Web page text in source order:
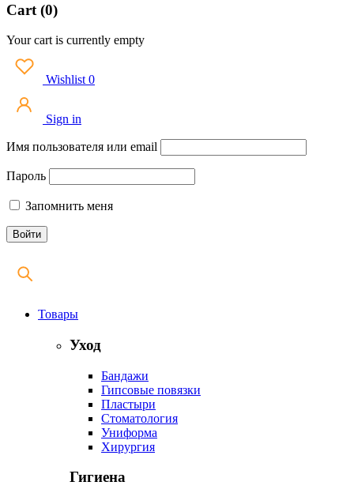
Cart (0)
Your cart is currently empty
Wishlist 0
Sign in
Имя пользователя или email
Пароль
Запомнить меня
Товары
Уход
Бандажи
Гипсовые повязки
Пластыри
Стоматология
Униформа
Хирургия
Гигиена